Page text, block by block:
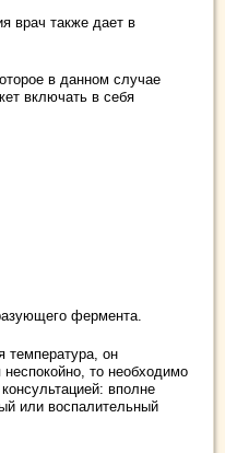
врач также дает в
в данном случае
включать в себя
фермента.
он
то необходимо
вполне
или воспалительный